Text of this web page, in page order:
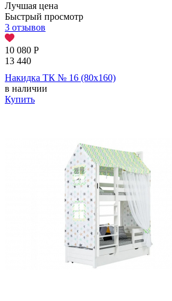
Лучшая цена
Быстрый просмотр
3 отзывов
10 080 Р
13 440
Накидка ТК № 16 (80х160)
в наличии
Купить